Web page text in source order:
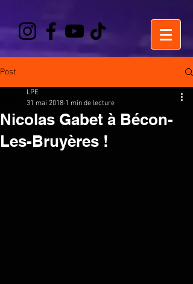
Post
Nicolas Gabet à Bécon-
Les-Bruyères !
LPE
31 mai 2018 1 min de lecture